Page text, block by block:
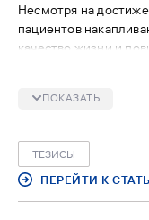
Несмотря на
пациентов
качество жизни и
подхода к лечению
ПОКАЗАТЬ
ТЕЗИСЫ
ПЕРЕЙТИ К